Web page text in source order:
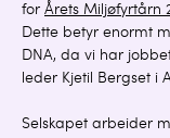
for Årets Miljøfyrtårn
Dette betyr enormt
DNA, da vi har
leder Kjetil Bergset i
Selskapet arbeider